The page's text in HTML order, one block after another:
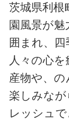
茨城県利根
園風景が
囲まれ、
人々の心
産物や、
楽しみな
レッシュで